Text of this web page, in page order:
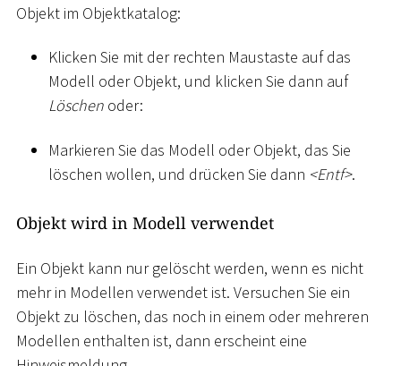
Objekt im Objektkatalog:
Klicken Sie mit der rechten Maustaste auf das
Modell oder Objekt, und klicken Sie dann auf
Löschen oder:
Markieren Sie das Modell oder Objekt, das Sie
löschen wollen, und drücken Sie dann <Entf>.
Objekt wird in Modell verwendet
Ein Objekt kann nur gelöscht werden, wenn es nicht
mehr in Modellen verwendet ist. Versuchen Sie ein
Objekt zu löschen, das noch in einem oder mehreren
Modellen enthalten ist, dann erscheint eine